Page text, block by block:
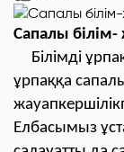
Сапалы
Білімді
ұрпаққа
Елбасымыз